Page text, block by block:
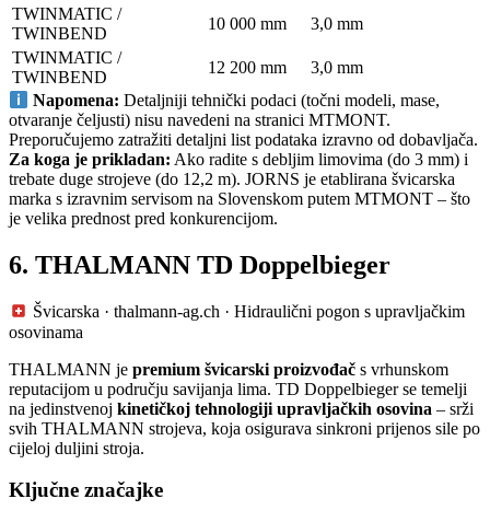
TWINMATIC /
TWINBEND
10 000 mm
3,0 mm
TWINMATIC /
TWINBEND
12 200 mm
3,0 mm
Napomena: Detaljniji tehnički podaci (točni modeli, mase,
otvaranje čeljusti) nisu navedeni na stranici MTMONT.
Preporučujemo zatražiti detaljni list podataka izravno od dobavljača.
Za koga je prikladan: Ako radite s debljim limovima (do 3 mm) i
trebate duge strojeve (do 12,2 m). JORNS je etablirana švicarska
marka s izravnim servisom na Slovenskom putem MTMONT – što
je velika prednost pred konkurencijom.
6. THALMANN TD Doppelbieger
Švicarska · thalmann-ag.ch · Hidraulični pogon s upravljačkim
osovinama
THALMANN je premium švicarski proizvođač s vrhunskom
reputacijom u području savijanja lima. TD Doppelbieger se temelji
na jedinstvenoj kinetičkoj tehnologiji upravljačkih osovina – srži
svih THALMANN strojeva, koja osigurava sinkroni prijenos sile po
cijeloj duljini stroja.
Ključne značajke